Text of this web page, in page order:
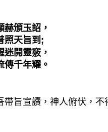
頒玉詔，
天旨到;
開靈竅，
千年耀。
旨宣讀，神人俯伏，不